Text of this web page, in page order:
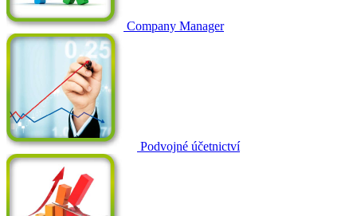
Company Manager
Podvojné účetnictví